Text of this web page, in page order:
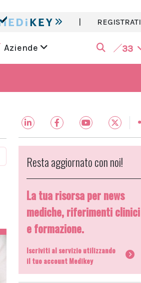
| REGISTRATI
Aziende 33
Resta aggiornato con noi!
La tua risorsa per news
mediche, riferimenti clinici
e formazione.
Iscriviti al servizio utilizzando
il tuo account Medikey